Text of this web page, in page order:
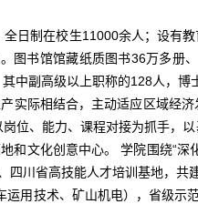
制在校生11000余人；设有
图书馆馆藏纸质图书36万多册
中副高级以上职称的128人，博
际相结合，主动适应区域经
位、能力、课程对接为抓手，
文化创意中心。 学院围绕“深
川省高技能人才培训基地，
用技术、矿山机电），省级示